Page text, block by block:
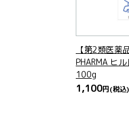
【第2類医薬
PHARMA ヒ
100g
1,100円(税込)